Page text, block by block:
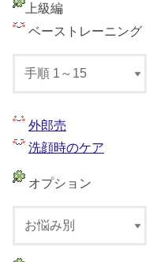
上級編
ベーストレーニング
外郎売
洗顔時のケア
オプション